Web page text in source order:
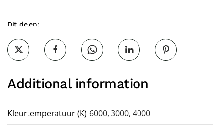
Dit delen:
Additional information
Kleurtemperatuur (K) 6000, 3000, 4000